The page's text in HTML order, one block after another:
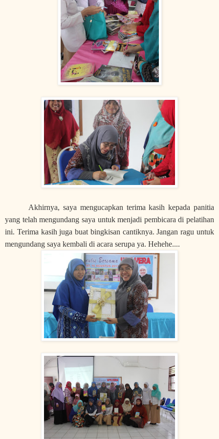
Akhirnya, saya mengucapkan terima kasih kepada panitia
yang telah mengundang saya untuk menjadi pembicara di pelatihan
ini. Terima kasih juga buat bingkisan cantiknya. Jangan ragu untuk
mengundang saya kembali di acara serupa ya. Hehehe....